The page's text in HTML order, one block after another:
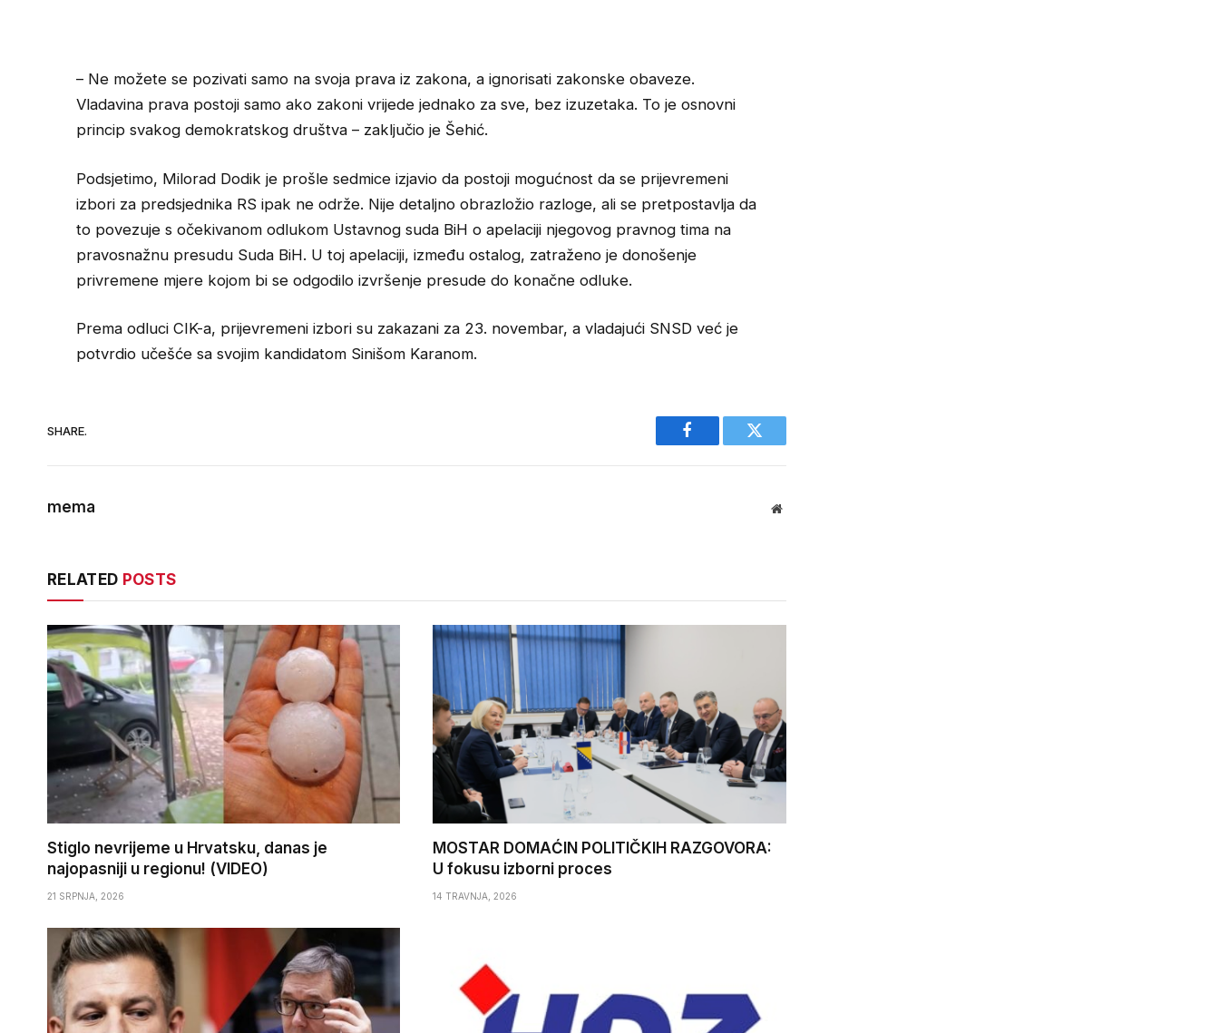
– Ne možete se pozivati samo na svoja prava iz zakona, a ignorisati zakonske obaveze.
Vladavina prava postoji samo ako zakoni vrijede jednako za sve, bez izuzetaka. To je osnovni
princip svakog demokratskog društva – zaključio je Šehić.
Podsjetimo, Milorad Dodik je prošle sedmice izjavio da postoji mogućnost da se prijevremeni
izbori za predsjednika RS ipak ne održe. Nije detaljno obrazložio razloge, ali se pretpostavlja da
to povezuje s očekivanom odlukom Ustavnog suda BiH o apelaciji njegovog pravnog tima na
pravosnažnu presudu Suda BiH. U toj apelaciji, između ostalog, zatraženo je donošenje
privremene mjere kojom bi se odgodilo izvršenje presude do konačne odluke.
Prema odluci CIK-a, prijevremeni izbori su zakazani za 23. novembar, a vladajući SNSD već je
potvrdio učešće sa svojim kandidatom Sinišom Karanom.
SHARE.
Facebook Twitter
mema Website
RELATED POSTS
Stiglo nevrijeme u Hrvatsku, danas je
najopasniji u regionu! (VIDEO)
21 SRPNJA, 2026
MOSTAR DOMAĆIN POLITIČKIH RAZGOVORA:
U fokusu izborni proces
14 TRAVNJA, 2026